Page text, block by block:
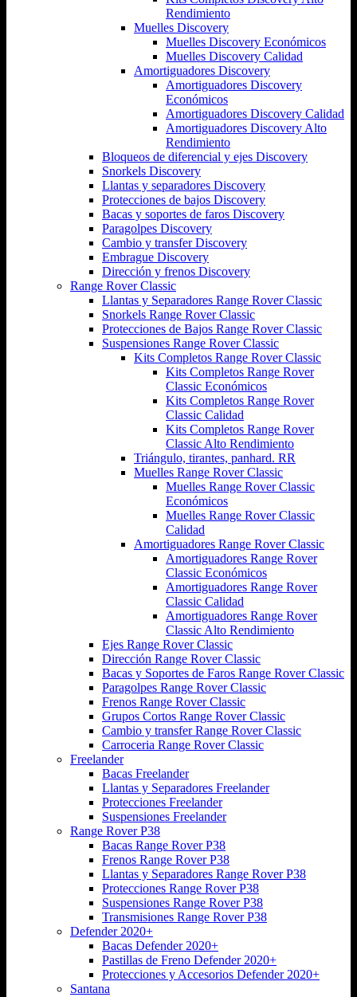
Rendimiento
Muelles Discovery
Muelles Discovery Económicos
Muelles Discovery Calidad
Amortiguadores Discovery
Amortiguadores Discovery
Económicos
Amortiguadores Discovery Calidad
Amortiguadores Discovery Alto
Rendimiento
Bloqueos de diferencial y ejes Discovery
Snorkels Discovery
Llantas y separadores Discovery
Protecciones de bajos Discovery
Bacas y soportes de faros Discovery
Paragolpes Discovery
Cambio y transfer Discovery
Embrague Discovery
Dirección y frenos Discovery
Range Rover Classic
Llantas y Separadores Range Rover Classic
Snorkels Range Rover Classic
Protecciones de Bajos Range Rover Classic
Suspensiones Range Rover Classic
Kits Completos Range Rover Classic
Kits Completos Range Rover
Classic Económicos
Kits Completos Range Rover
Classic Calidad
Kits Completos Range Rover
Classic Alto Rendimiento
Triángulo, tirantes, panhard. RR
Muelles Range Rover Classic
Muelles Range Rover Classic
Económicos
Muelles Range Rover Classic
Calidad
Amortiguadores Range Rover Classic
Amortiguadores Range Rover
Classic Económicos
Amortiguadores Range Rover
Classic Calidad
Amortiguadores Range Rover
Classic Alto Rendimiento
Ejes Range Rover Classic
Dirección Range Rover Classic
Bacas y Soportes de Faros Range Rover Classic
Paragolpes Range Rover Classic
Frenos Range Rover Classic
Grupos Cortos Range Rover Classic
Cambio y transfer Range Rover Classic
Carroceria Range Rover Classic
Freelander
Bacas Freelander
Llantas y Separadores Freelander
Protecciones Freelander
Suspensiones Freelander
Range Rover P38
Bacas Range Rover P38
Frenos Range Rover P38
Llantas y Separadores Range Rover P38
Protecciones Range Rover P38
Suspensiones Range Rover P38
Transmisiones Range Rover P38
Defender 2020+
Bacas Defender 2020+
Pastillas de Freno Defender 2020+
Protecciones y Accesorios Defender 2020+
Santana